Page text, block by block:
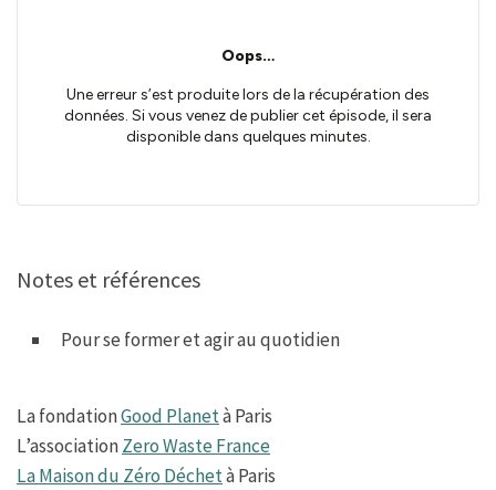
Notes et références
Pour se former et agir au quotidien
La fondationGood Planetà Paris
L’associationZero Waste France
La Maison du Zéro Déchetà Paris